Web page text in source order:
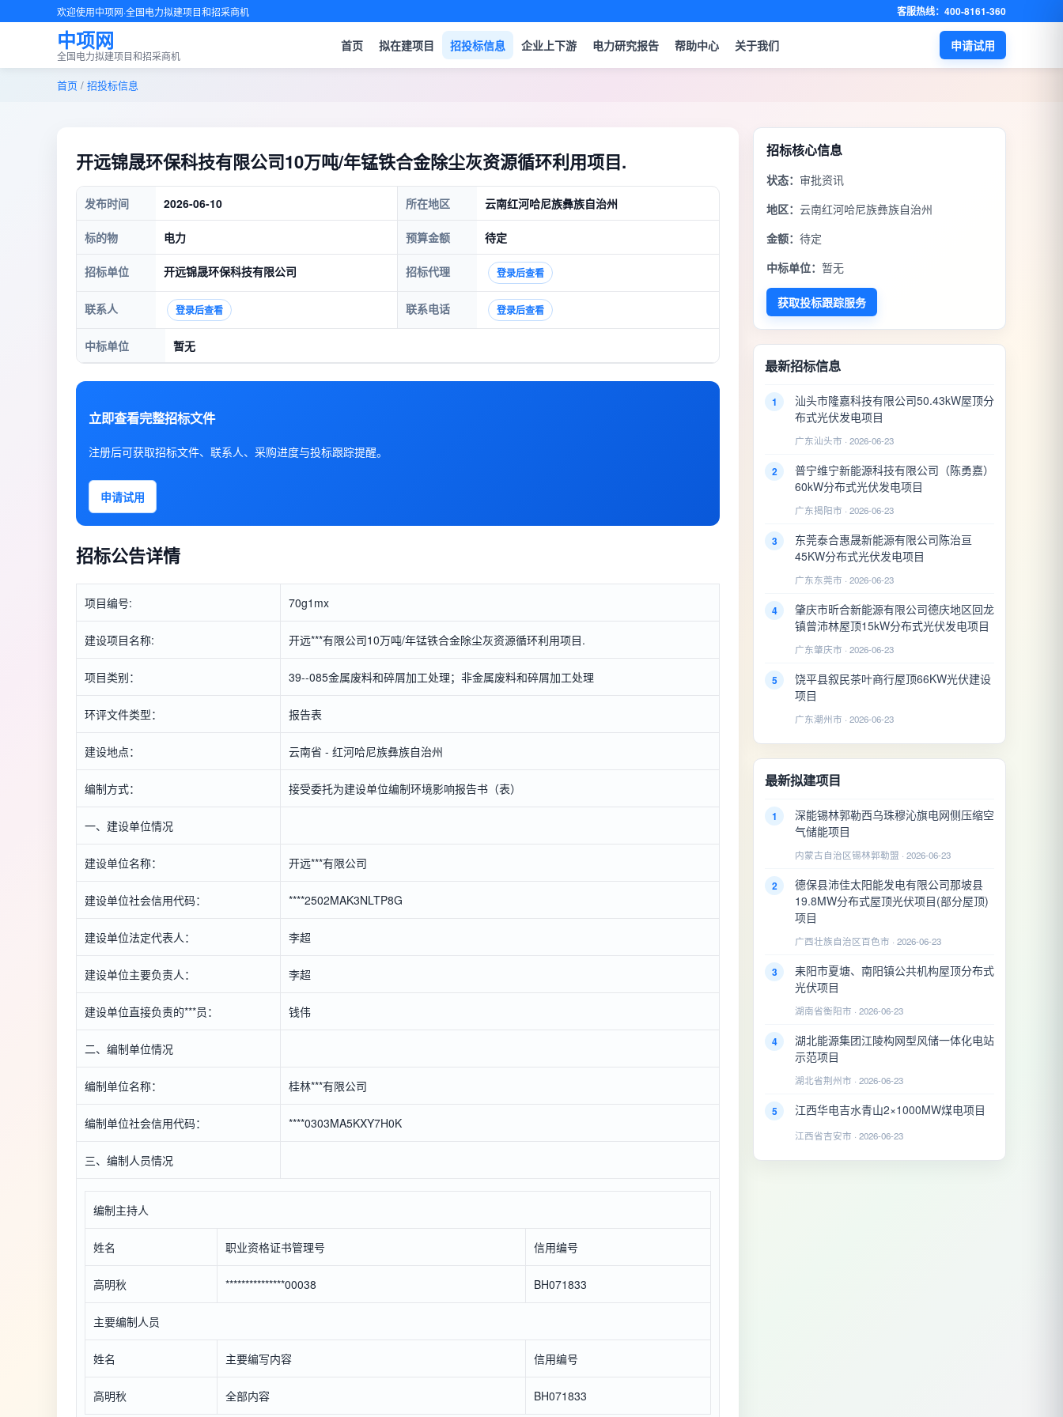
欢迎使用中项网·全国电力拟建项目和招采商机 客服热线：400-8161-360
中项网
全国电力拟建项目和招采商机
首页 拟在建项目 招投标信息 企业上下游 电力研究报告 帮助中心 关于我们 申请试用
首页 / 招投标信息
开远锦晟环保科技有限公司10万吨/年锰铁合金除尘灰资源循环利用项目.
发布时间 2026-06-10 所在地区 云南红河哈尼族彝族自治州
标的物 电力 预算金额 待定
招标单位 开远锦晟环保科技有限公司 招标代理 登录后查看
联系人 登录后查看 联系电话 登录后查看
中标单位 暂无
立即查看完整招标文件
注册后可获取招标文件、联系人、采购进度与投标跟踪提醒。
申请试用
招标公告详情
项目编号: 70g1mx
建设项目名称: 开远***有限公司10万吨/年锰铁合金除尘灰资源循环利用项目.
项目类别： 39--085金属废料和碎屑加工处理；非金属废料和碎屑加工处理
环评文件类型： 报告表
建设地点： 云南省 - 红河哈尼族彝族自治州
编制方式： 接受委托为建设单位编制环境影响报告书（表）
一、建设单位情况
建设单位名称： 开远***有限公司
建设单位社会信用代码： ****2502MAK3NLTP8G
建设单位法定代表人： 李超
建设单位主要负责人： 李超
建设单位直接负责的***员： 钱伟
二、编制单位情况
编制单位名称： 桂林***有限公司
编制单位社会信用代码： ****0303MA5KXY7H0K
三、编制人员情况
编制主持人
姓名 职业资格证书管理号 信用编号
高明秋 ***************00038 BH071833
主要编制人员
姓名 主要编写内容 信用编号
高明秋 全部内容 BH071833
招标核心信息
状态： 审批资讯
地区： 云南红河哈尼族彝族自治州
金额： 待定
中标单位： 暂无
获取投标跟踪服务
最新招标信息
1
汕头市隆嘉科技有限公司50.43kW屋顶分
布式光伏发电项目
广东汕头市 · 2026-06-23
2
普宁维宁新能源科技有限公司（陈勇嘉）
60kW分布式光伏发电项目
广东揭阳市 · 2026-06-23
3
东莞泰合惠晟新能源有限公司陈治亘
45KW分布式光伏发电项目
广东东莞市 · 2026-06-23
4
肇庆市昕合新能源有限公司德庆地区回龙
镇曾沛林屋顶15kW分布式光伏发电项目
广东肇庆市 · 2026-06-23
5
饶平县叙民茶叶商行屋顶66KW光伏建设
项目
广东潮州市 · 2026-06-23
最新拟建项目
1
深能锡林郭勒西乌珠穆沁旗电网侧压缩空
气储能项目
内蒙古自治区锡林郭勒盟 · 2026-06-23
2
德保县沛佳太阳能发电有限公司那坡县
19.8MW分布式屋顶光伏项目(部分屋顶)
项目
广西壮族自治区百色市 · 2026-06-23
3
耒阳市夏塘、南阳镇公共机构屋顶分布式
光伏项目
湖南省衡阳市 · 2026-06-23
4
湖北能源集团江陵构网型风储一体化电站
示范项目
湖北省荆州市 · 2026-06-23
5 江西华电吉水青山2×1000MW煤电项目
江西省吉安市 · 2026-06-23